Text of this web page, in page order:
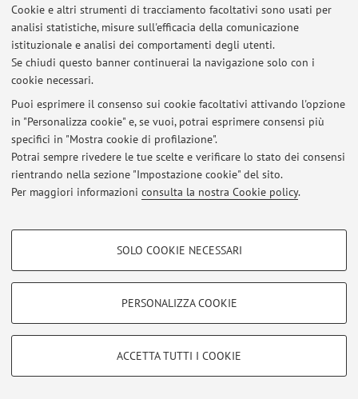
Cookie e altri strumenti di tracciamento facoltativi sono usati per
analisi statistiche, misure sull'efficacia della comunicazione
istituzionale e analisi dei comportamenti degli utenti.
Se chiudi questo banner continuerai la navigazione solo con i
cookie necessari.
Puoi esprimere il consenso sui cookie facoltativi attivando l'opzione
in "Personalizza cookie" e, se vuoi, potrai esprimere consensi più
specifici in "Mostra cookie di profilazione".
Potrai sempre rivedere le tue scelte e verificare lo stato dei consensi
rientrando nella sezione "Impostazione cookie" del sito.
Per maggiori informazioni consulta la nostra Cookie policy.
COOKIE DI PROFILAZIONE - FACOLTATIVI
COOKIE TECNICI - NECESSARI
Si tratta di cookie tecnici utilizzati, a titolo esemplificativo, per il corretto
SOLO COOKIE NECESSARI
PERSONALIZZA COOKIE
ACCETTA TUTTI I COOKIE
Area riservata
Accedi tramite loginper gestire tutti i contenuti del sito.
© 2026 - ALMA MATER STUDIORUM - Università di Bologna - Via
Zamboni, 33 - 40126 Bologna - Partita IVA: 01131710376
Privacy|Note legali|Impostazioni Cookie